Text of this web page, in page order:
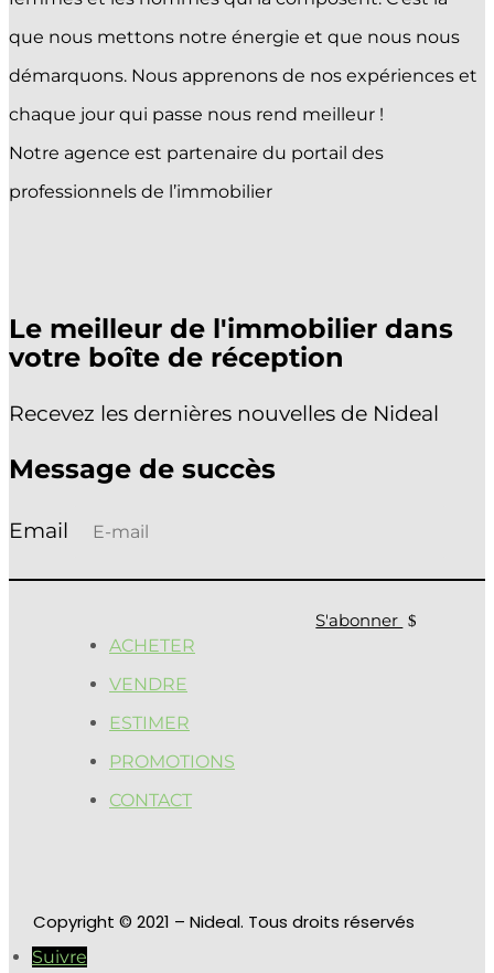
que nous mettons notre énergie et que nous nous
démarquons. Nous apprenons de nos expériences et
chaque jour qui passe nous rend meilleur !
Notre agence est partenaire du portail des
professionnels de l’immobilier
Le meilleur de l'immobilier dans
votre boîte de réception
Recevez les dernières nouvelles de Nideal
Message de succès
S'abonner
ACHETER
VENDRE
ESTIMER
PROMOTIONS
CONTACT
Copyright © 2021 – Nideal. Tous droits réservés
Suivre